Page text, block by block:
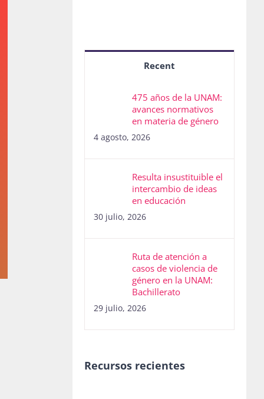
Recent
475 años de la UNAM:
avances normativos
en materia de género
4 agosto, 2026
Resulta insustituible el
intercambio de ideas
en educación
30 julio, 2026
Ruta de atención a
casos de violencia de
género en la UNAM:
Bachillerato
29 julio, 2026
Recursos recientes